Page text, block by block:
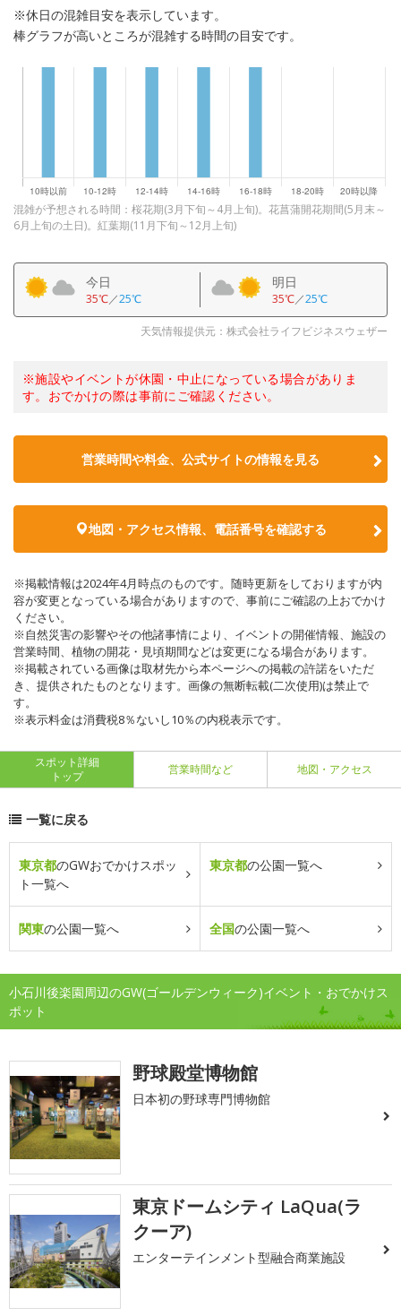
※休日の混雑目安を表示しています。
棒グラフが高いところが混雑する時間の目安です。
混雑が予想される時間：桜花期(3月下旬～4月上旬)。花菖蒲開花期間(5月末～
6月上旬の土日)。紅葉期(11月下旬～12月上旬)
今日
35℃／25℃
明日
35℃／25℃
天気情報提供元：株式会社ライフビジネスウェザー
※施設やイベントが休園・中止になっている場合がありま
す。おでかけの際は事前にご確認ください。
営業時間や料金、公式サイトの情報を見る
地図・アクセス情報、電話番号を確認する
※掲載情報は2024年4月時点のものです。随時更新をしておりますが内
容が変更となっている場合がありますので、事前にご確認の上おでかけ
ください。
※自然災害の影響やその他諸事情により、イベントの開催情報、施設の
営業時間、植物の開花・見頃期間などは変更になる場合があります。
※掲載されている画像は取材先から本ページへの掲載の許諾をいただ
き、提供されたものとなります。画像の無断転載(二次使用)は禁止で
す。
※表示料金は消費税8％ないし10％の内税表示です。
スポット詳細
トップ
営業時間など 地図・アクセス
一覧に戻る
東京都のGWおでかけスポッ
ト一覧へ
東京都の公園一覧へ
関東の公園一覧へ 全国の公園一覧へ
小石川後楽園周辺のGW(ゴールデンウィーク)イベント・おでかけス
ポット
野球殿堂博物館
日本初の野球専門博物館
東京ドームシティ LaQua(ラ
クーア)
エンターテインメント型融合商業施設